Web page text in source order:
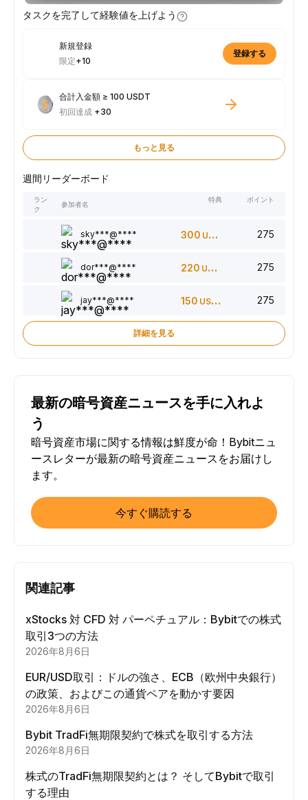
タスクを完了して経験値を上げよう
新規登録
限定+10
登録する
合計入金額 ≥ 100 USDT
初回達成 +30
もっと見る
週間リーダーボード
ラン
ク
参加者名
特典 ポイント
sky***@**** 300 USDT 275
dor***@**** 220 USDT 275
jay***@**** 150 USDT 275
詳細を見る
最新の暗号資産ニュースを手に入れよ
う
暗号資産市場に関する情報は鮮度が命！Bybitニュ
ースレターが最新の暗号資産ニュースをお届けし
ます。
今すぐ購読する
関連記事
xStocks 対 CFD 対 パーペチュアル：Bybitでの株式
取引3つの方法
2026年8月6日
EUR/USD取引：ドルの強さ、ECB（欧州中央銀行）
の政策、およびこの通貨ペアを動かす要因
2026年8月6日
Bybit TradFi無期限契約で株式を取引する方法
2026年8月6日
株式のTradFi無期限契約とは？ そしてBybitで取引
する理由